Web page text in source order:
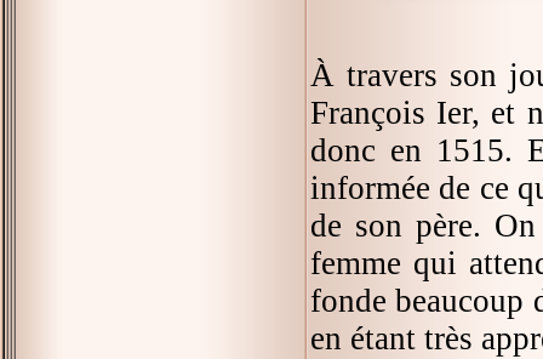
À travers son
François Ier, et
donc en 1515.
informée de ce
de son père.
femme qui
fonde beaucoup
en étant très